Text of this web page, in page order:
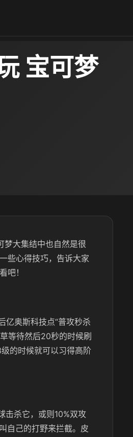
宝可梦
梦大集结中也自然是很
些心得技巧，告诉大家
吧！
亿奥斯科技点“普攻秒杀
等待然后20秒的时候刷
的时候就可以习得高阶
击杀它，或则10%双攻
自己的打野来拦截。皮